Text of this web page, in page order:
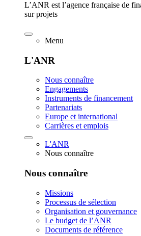
L’ANR est l’agence française de
sur projets
Menu
L'ANR
Nous connaître
Engagements
Instruments de financement
Partenariats
Europe et international
Carrières et emplois
L'ANR
Nous connaître
Nous connaître
Missions
Processus de sélection
Organisation et gouvernance
Le budget de l’ANR
Documents de référence